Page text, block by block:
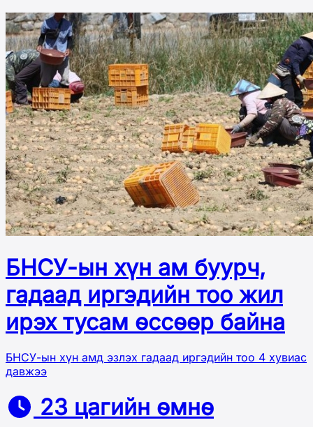
БНСУ-ын хүн ам буурч,
гадаад иргэдийн тоо жил
ирэх тусам өссөөр байна
БНСУ-ын хүн амд эзлэх гадаад иргэдийн тоо 4 хувиас
давжээ
23 цагийн өмнө